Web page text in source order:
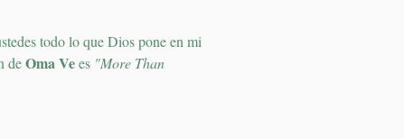
todo lo que Dios pone en mi
deOma Vees "More Than